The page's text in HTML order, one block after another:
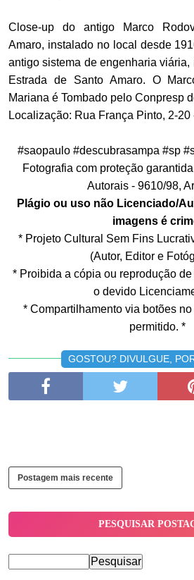
Close-up do antigo Marco
Amaro, instalado no local desde
antigo sistema de engenharia viária,
Estrada de Santo Amaro. O
Mariana é Tombado pelo Conpresp
Localização: Rua França Pinto, 2-20
#saopaulo #descubrasampa #sp
Fotografia com proteção
Autorais - 9610/98,
Plágio ou uso não Licenciado/
imagens é
* Projeto Cultural Sem Fins
(Autor, Editor e
* Proibida a cópia ou reprodução
o devido
* Compartilhamento via botões
permitido. *
GOSTOU? DIVULGUE,
Postagem mais recente
PESQUISAR